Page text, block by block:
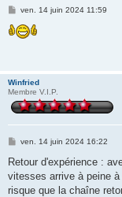
M
s
s
ven. 14 juin 2024 11:59
Winfried
Membre V.I.P.
M
s
a
g
ven. 14 juin 2024 16:22
Retour d'expérience :
vitesses arrive à peine
risque que la chaîne